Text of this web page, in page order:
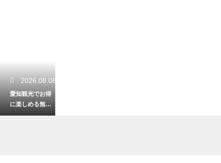
2026.08.08
愛知観光でお得
に楽しめる無料
スポット！安く